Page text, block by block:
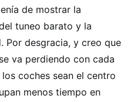
de mostrar la
tuneo barato y la
Por desgracia, y creo que
va perdiendo con cada
coches sean el centro
menos tiempo en